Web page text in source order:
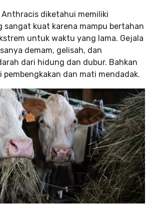
diketahui memiliki
sangat kuat karena mampu bertahan
untuk waktu yang lama. Gejala
demam, gelisah, dan
dari hidung dan dubur. Bahkan
pembengkakan dan mati mendadak.